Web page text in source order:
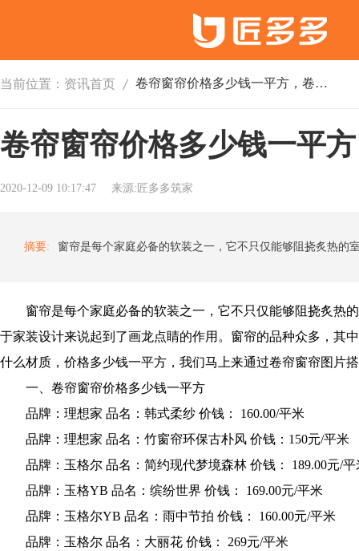
当前位置： 资讯首页 卷帘窗帘价格多少钱一平方，卷帘窗帘图片
卷帘窗帘价格多少钱一平
2020-12-09 10:17:47 来源:匠多多筑家
摘要:
窗帘是每个家庭必备的软装之一，它不只仅能够阻挠炙热
于家装设计来说起到了画龙点睛的作用。窗帘的品种众多，其
什么材质，价格多少钱一平方，我们马上来通过卷帘窗帘图片
一、卷帘窗帘价格多少钱一平方
品牌：理想家 品名：韩式柔纱 价钱： 160.00/平米
品牌：理想家 品名：竹窗帘环保古朴风 价钱：150元/平米
品牌：玉格尔 品名：简约现代梦境森林 价钱： 189.00元/平
品牌：玉格YB 品名：缤纷世界 价钱： 169.00元/平米
品牌：玉格尔YB 品名：雨中节拍 价钱： 160.00元/平米
品牌：玉格尔 品名：大丽花 价钱： 269元/平米